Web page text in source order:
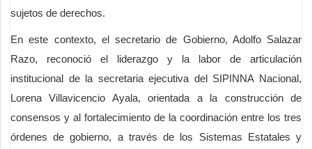
sujetos de derechos.
En este contexto, el secretario de Gobierno, Adolfo Salazar
Razo, reconoció el liderazgo y la labor de articulación
institucional de la secretaria ejecutiva del SIPINNA Nacional,
Lorena Villavicencio Ayala, orientada a la construcción de
consensos y al fortalecimiento de la coordinación entre los tres
órdenes de gobierno, a través de los Sistemas Estatales y